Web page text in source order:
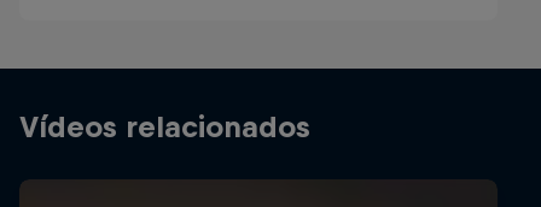
Vídeos relacionados